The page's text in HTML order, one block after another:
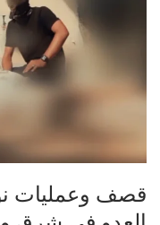
قصف وعمليات